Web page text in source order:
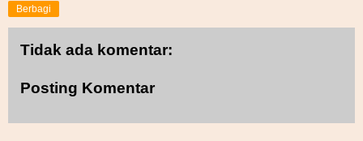
Berbagi
Tidak ada komentar:
Posting Komentar